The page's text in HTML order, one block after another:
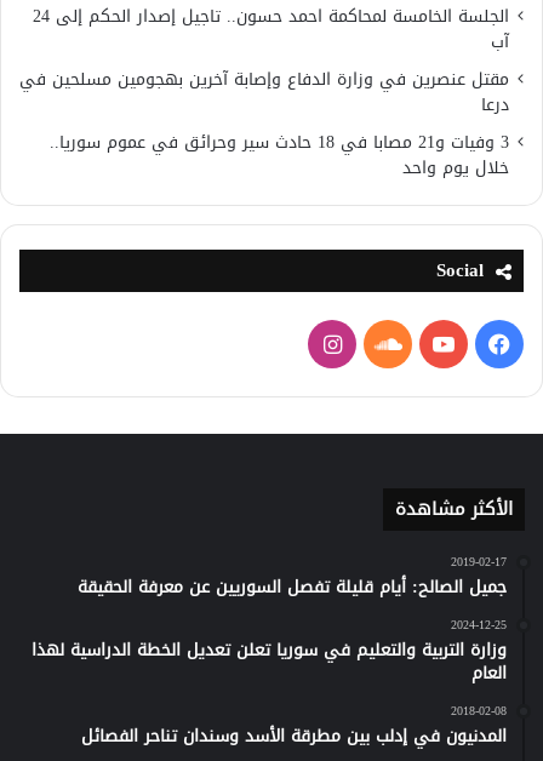
الجلسة الخامسة لمحاكمة احمد حسون.. تاجيل إصدار الحكم إلى 24
آب
مقتل عنصرين في وزارة الدفاع وإصابة آخرين بهجومين مسلحين في
درعا
3 وفيات و21 مصابا في 18 حادث سير وحرائق في عموم سوريا..
خلال يوم واحد
Social
فيسبوكيوتيوبساوند
كلاود
انستقرام
الأكثر مشاهدة
2019-02-17
جميل الصالح: أيام قليلة تفصل السوريين عن معرفة الحقيقة
2024-12-25
وزارة التربية والتعليم في سوريا تعلن تعديل الخطة الدراسية لهذا
العام
2018-02-08
المدنيون في إدلب بين مطرقة الأسد وسندان تناحر الفصائل